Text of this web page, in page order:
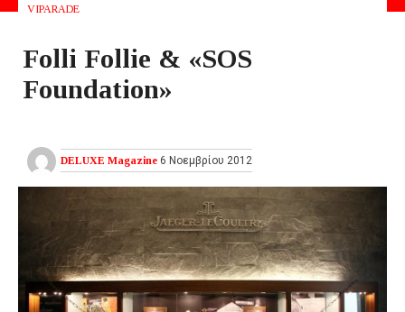
VIPARADE
Folli Follie & «SOS
Foundation»
DELUXE Magazine 6 Νοεμβρίου 2012